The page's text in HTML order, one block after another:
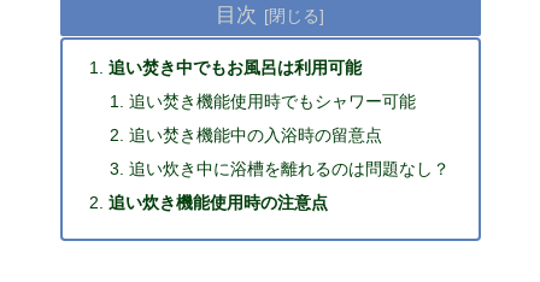
目次
追い焚き中でもお風呂は利用可能
追い焚き機能使用時でもシャワー可能
追い焚き機能中の入浴時の留意点
追い炊き中に浴槽を離れるのは問題なし？
追い炊き機能使用時の注意点